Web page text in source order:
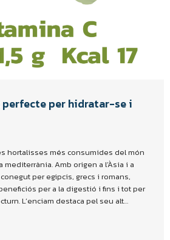
perfecte per hidratar-se i
hortalisses més consumides del món
Amb origen a l’Àsia i a
per egipcis, grecs i romans,
per a la digestió i fins i tot per
L’enciam destaca pel seu alt…